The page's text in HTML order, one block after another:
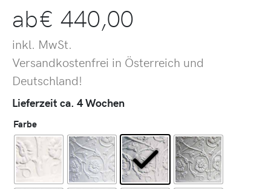
ab€ 440,00
inkl. MwSt.
Versandkostenfrei in Österreich und
Deutschland!
Lieferzeit ca. 4 Wochen
Farbe